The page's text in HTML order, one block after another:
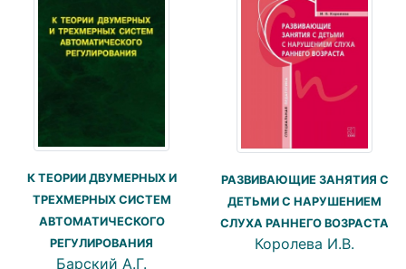
К ТЕОРИИ ДВУМЕРНЫХ И
ТРЕХМЕРНЫХ СИСТЕМ
АВТОМАТИЧЕСКОГО
РЕГУЛИРОВАНИЯ
Барский А.Г.
РАЗВИВАЮЩИЕ ЗАНЯТИЯ С
ДЕТЬМИ С НАРУШЕНИЕМ
СЛУХА РАННЕГО ВОЗРАСТА
Королева И.В.